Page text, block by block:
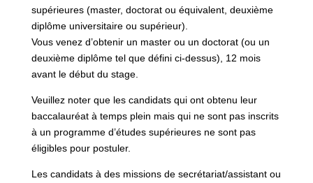
supérieures (master, doctorat ou équivalent, deuxième
diplôme universitaire ou supérieur).
Vous venez d’obtenir un master ou un doctorat (ou un
deuxième diplôme tel que défini ci-dessus), 12 mois
avant le début du stage.
Veuillez noter que les candidats qui ont obtenu leur
baccalauréat à temps plein mais qui ne sont pas inscrits
à un programme d’études supérieures ne sont pas
éligibles pour postuler.
Les candidats à des missions de secrétariat/assistant ou